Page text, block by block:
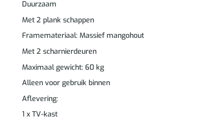
Duurzaam
Met 2 plank schappen
Framemateriaal: Massief mangohout
Met 2 scharnierdeuren
Maximaal gewicht: 60 kg
Alleen voor gebruik binnen
Aflevering:
1 x TV-kast